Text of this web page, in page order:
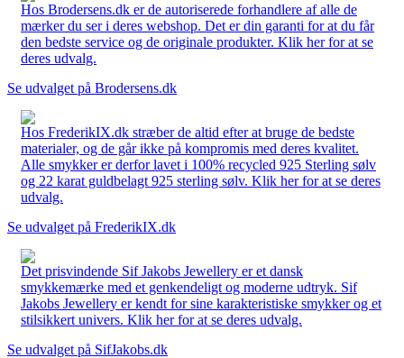
Hos Brodersens.dk er de autoriserede forhandlere af alle de
mærker du ser i deres webshop. Det er din garanti for at du får
den bedste service og de originale produkter. Klik her for at se
deres udvalg.
Se udvalget på Brodersens.dk
Hos FrederikIX.dk stræber de altid efter at bruge de bedste
materialer, og de går ikke på kompromis med deres kvalitet.
Alle smykker er derfor lavet i 100% recycled 925 Sterling sølv
og 22 karat guldbelagt 925 sterling sølv. Klik her for at se deres
udvalg.
Se udvalget på FrederikIX.dk
Det prisvindende Sif Jakobs Jewellery er et dansk
smykkemærke med et genkendeligt og moderne udtryk. Sif
Jakobs Jewellery er kendt for sine karakteristiske smykker og et
stilsikkert univers. Klik her for at se deres udvalg.
Se udvalget på SifJakobs.dk